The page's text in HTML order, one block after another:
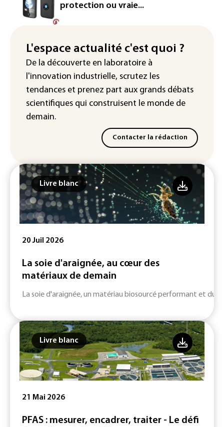
Canicule: à l'arrêt depuis fin juillet, la
centrale de Golfech reconnectée au
Véhicules de livraison autonomes: la
France ouvre la voie à leur
homologation
protection ou vraie...
L'espace actualité c'est quoi ?
De la découverte en laboratoire à
l'innovation industrielle, scrutez les
tendances et prenez part aux grands débats
scientifiques qui construisent le monde de
demain.
Contacter la rédaction
Livre blanc
20 Juil 2026
La soie d'araignée, au cœur des
matériaux de demain
La soie d'araignée, un matériau biosourcé performant et
Livre blanc
21 Mai 2026
PFAS : mesurer, encadrer, traiter - Le défi